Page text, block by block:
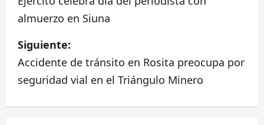
v
e
g
a
almuerzo en Siuna
Siguiente:
Accidente de tránsito en Rosita preocupa por
seguridad vial en el Triángulo Minero